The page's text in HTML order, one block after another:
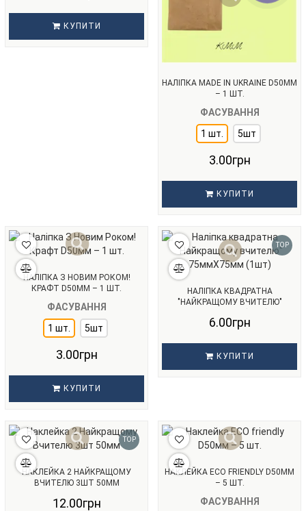
КУПИТИ
НАЛІПКА MADE IN UKRAINE D50ММ
– 1 ШТ.
ФАСУВАННЯ
1 шт.
5шт
3.00грн
КУПИТИ
НАЛІПКА З НОВИМ РОКОМ!
КРАФТ D50ММ – 1 ШТ.
ФАСУВАННЯ
1 шт.
5шт
3.00грн
КУПИТИ
TOP
НАЛІПКА КВАДРАТНА
"НАЙКРАЩОМУ ВЧИТЕЛЮ"
6.00грн
КУПИТИ
TOP
НАКЛЕЙКА 2 НАЙКРАЩОМУ
ВЧИТЕЛЮ 3ШТ 50ММ
12.00грн
НАКЛЕЙКА ECO FRIENDLY D50ММ
– 5 ШТ.
ФАСУВАННЯ